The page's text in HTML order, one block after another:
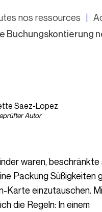
nos ressources
Buchungskontierung
Saez-Lopez
Autor
Packung Süßigkeiten
Karte einzutauschen.
die Regeln: In einem